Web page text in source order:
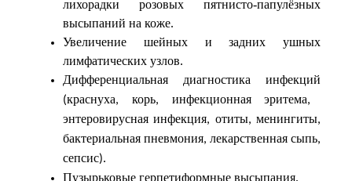
лихорадки розовых пятнисто-папулёзных
высыпаний на коже.
Увеличение шейных и задних ушных
лимфатических узлов.
Дифференциальная
диагностика инфекций
(краснуха, корь, инфекционная эритема,
энтеровирусная инфекция, отиты,менингиты,
бактериальная пневмония, лекарственная сыпь,
сепсис).
Пузырьковые герпетиформные высыпания